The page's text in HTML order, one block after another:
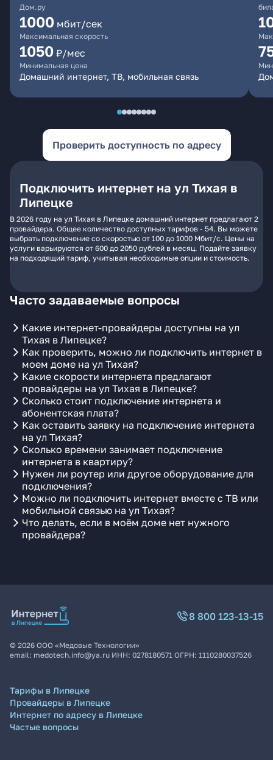
Дом.ру
1000 мбит/сек
Максимальная скорость
1050 ₽/мес
Минимальная цена
Домашний интернет, ТВ, мобильная связь
Проверить доступность по адресу
Подключить интернет на ул Тихая в
Липецке
В 2026 году на ул Тихая в Липецке домашний интернет предлагают 2
провайдера. Общее количество доступных тарифов - 54. Вы можете
выбрать подключение со скоростью от 100 до 1000 Мбит/с. Цены на
услуги варьируются от 600 до 2050 рублей в месяц. Подайте заявку
на подходящий тариф, учитывая необходимые опции и стоимость.
Часто задаваемые вопросы
Какие интернет-провайдеры доступны на ул
Тихая в Липецке?
Как проверить, можно ли подключить интернет в
моем доме на ул Тихая?
Какие скорости интернета предлагают
провайдеры на ул Тихая в Липецке?
Сколько стоит подключение интернета и
абонентская плата?
Как оставить заявку на подключение интернета
на ул Тихая?
Сколько времени занимает подключение
интернета в квартиру?
Нужен ли роутер или другое оборудование для
подключения?
Можно ли подключить интернет вместе с ТВ или
мобильной связью на ул Тихая?
Что делать, если в моём доме нет нужного
провайдера?
8 800 123-13-15
© 2026 ООО «Медовые Технологии»
email: medotech.info@ya.ru ИНН: 0278180571 ОГРН: 1110280037526
Тарифы в Липецке
Провайдеры в Липецке
Интернет по адресу в Липецке
Частые вопросы